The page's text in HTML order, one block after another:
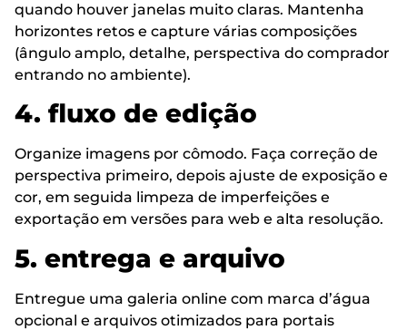
quando houver janelas muito claras. Mantenha
horizontes retos e capture várias composições
(ângulo amplo, detalhe, perspectiva do comprador
entrando no ambiente).
4. fluxo de edição
Organize imagens por cômodo. Faça correção de
perspectiva primeiro, depois ajuste de exposição e
cor, em seguida limpeza de imperfeições e
exportação em versões para web e alta resolução.
5. entrega e arquivo
Entregue uma galeria online com marca d’água
opcional e arquivos otimizados para portais